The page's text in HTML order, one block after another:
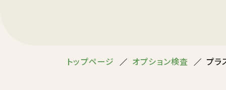
トップページ オプション検査 プラ